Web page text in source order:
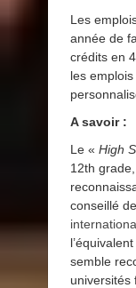
Les
année de
crédits en
les
A savoir :
Le « High
12th
conseillé
semble
universités